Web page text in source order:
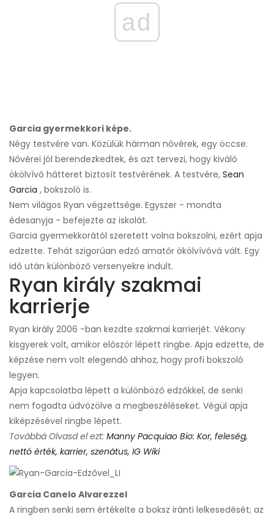
ad
Garcia gyermekkori képe.
Négy testvére van. Közülük hárman nővérek, egy öccse.
Nővérei jól berendezkedtek, és azt tervezi, hogy kiváló
ökölvívó hátteret biztosít testvérének. A testvére, Sean
Garcia , bokszoló is.
Nem világos Ryan végzettsége. Egyszer - mondta
édesanyja - befejezte az iskolát.
Garcia gyermekkorától szeretett volna bokszolni, ezért apja
edzette. Tehát szigorúan edző amatőr ökölvívóvá vált. Egy
idő után különböző versenyekre indult.
Ryan király szakmai
karrierje
Ryan király 2006 -ban kezdte szakmai karrierjét. Vékony
kisgyerek volt, amikor először lépett ringbe. Apja edzette, de
képzése nem volt elegendő ahhoz, hogy profi bokszoló
legyen.
Apja kapcsolatba lépett a különböző edzőkkel, de senki
nem fogadta üdvözölve a megbeszéléseket. Végül apja
kiképzésével ringbe lépett.
Továbbá Olvasd el ezt: Manny Pacquiao Bio: Kor, feleség,
nettó érték, karrier, szenátus, IG Wiki
Garcia Canelo Alvarezzel
A ringben senki sem értékelte a boksz iránti lelkesedését; az